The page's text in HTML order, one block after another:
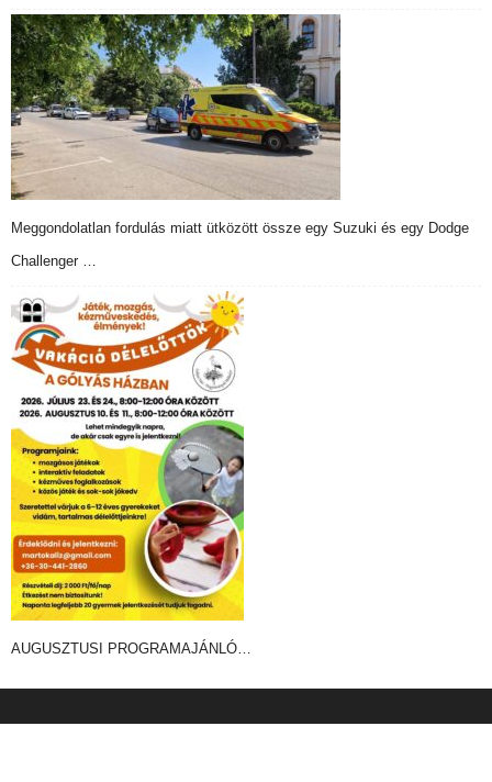
Meggondolatlan fordulás miatt ütközött össze egy Suzuki és egy Dodge
Challenger …
AUGUSZTUSI PROGRAMAJÁNLÓ…